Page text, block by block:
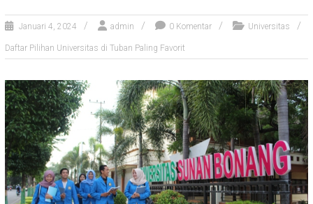
Januari 4, 2024 admin 0 Komentar Universitas
Daftar Pilihan Universitas di Tuban Paling Favorit